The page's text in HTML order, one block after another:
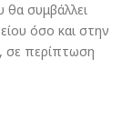
συμβάλλει
όσο και στην
σε περίπτωση